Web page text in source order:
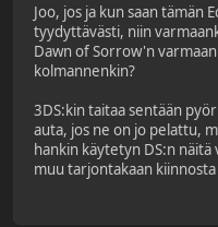
Joo, jos ja kun saan tämän
tyydyttävästi, niin
Dawn of Sorrow'n
kolmannenkin?
3DS:kin taitaa sentään
auta, jos ne on jo pelattu,
hankin käytetyn DS:n
muu tarjontakaan